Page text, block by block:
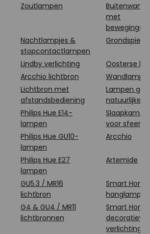
Zoutlampen
met
Nachtlampjes &
stopcontactlampen
Grondspies
Lindby verlichting
Oosterse
Arcchio lichtbron
Wandlamp
Lichtbron met
afstandsbediening
Lampen
natuurlijke
Philips Hue E14-
lampen
voor sfeer
Philips Hue GU10-
lampen
Arcchio
Philips Hue E27
lampen
Artemide
GU5.3 / MR16
lichtbron
Smart Home
hanglampen
G4 & GU4 / MR11
lichtbronnen
Smart Home
decoratieve
verlichting